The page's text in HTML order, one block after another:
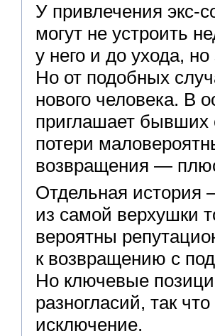
У привлечения экс-
могут не устроить
у него и до ухода,
Но от подобных
нового человека. В
приглашает бывших
потери
возвращения —
Отдельная история
из самой верхушки
вероятны
к возвращению с
Но ключевые
разногласий, так
исключение.